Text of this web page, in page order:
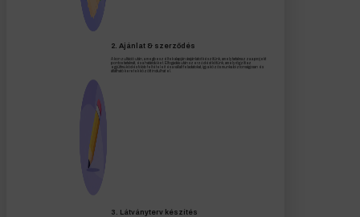
2. Ajánlat & szerződés
A konzultáció után, a megbeszéltek alapján árajánlatot készítünk, amely tartalmazza a projekt
pontos tartalmát, és a határidőket. Elfogadás után szerződést kötünk, amely rögzíti az
együttműködés főbb feltételeit és a vállalt feladatokat, így a közös munka biztonságosan és
átlátható keretek között indulhat el.
3. Látványterv készítés